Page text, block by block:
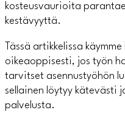
kosteusvaurioita
kestävyyttä.
Tässä artikkelissa
oikeaoppisesti, jos työn
tarvitset asennustyöhön
sellainen löytyy kätevästi
palvelusta.